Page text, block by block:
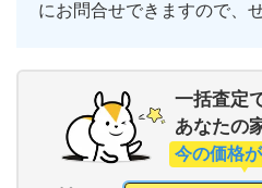
にお問合せできますので、
一括査定
あなたの
今の価格が